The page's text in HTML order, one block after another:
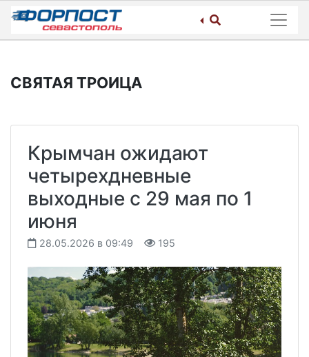
Skip
content
СВЯТАЯ ТРОИЦА
Крымчан ожидают
четырехдневные
выходные с 29 мая по 1
июня
28.05.2026 в 09:49 195